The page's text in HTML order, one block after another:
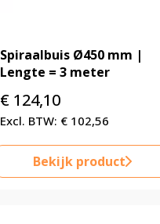
Spiraalbuis Ø450 mm |
Lengte = 3 meter
€ 124,10
€ 102,56
Bekijk product